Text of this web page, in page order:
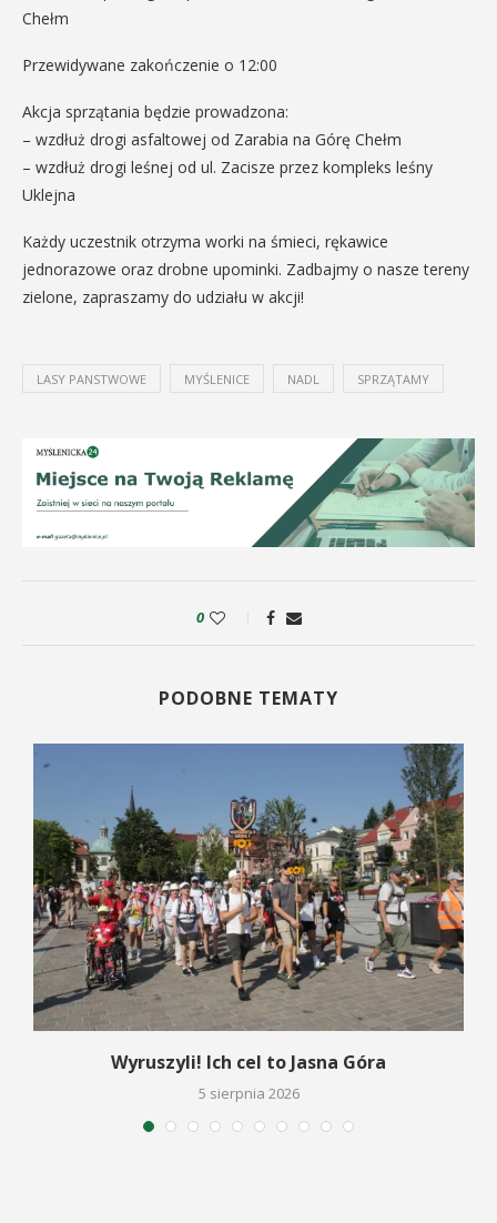
Chełm
Przewidywane zakończenie o 12:00
Akcja sprzątania będzie prowadzona:
– wzdłuż drogi asfaltowej od Zarabia na Górę Chełm
– wzdłuż drogi leśnej od ul. Zacisze przez kompleks leśny
Uklejna
Każdy uczestnik otrzyma worki na śmieci, rękawice
jednorazowe oraz drobne upominki. Zadbajmy o nasze tereny
zielone, zapraszamy do udziału w akcji!
LASY PANSTWOWE MYŚLENICE NADL SPRZĄTAMY
0
PODOBNE TEMATY
Wyruszyli! Ich cel to Jasna Góra
5 sierpnia 2026